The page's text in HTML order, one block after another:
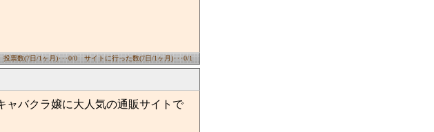
投票数(7日/1ヶ月)･･･0/0 サイトに行った数(7日/1ヶ月)･･･0/1
ャバクラ嬢に大人気の通販サイトで